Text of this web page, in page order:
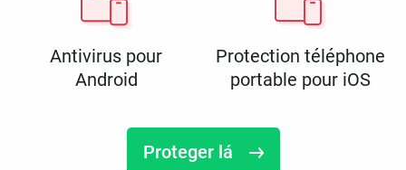
Antivirus pour
Android
Protection téléphone
portable pour iOS
Proteger lá